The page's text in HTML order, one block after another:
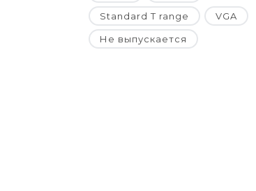
Standard T range VGA
Не выпускается